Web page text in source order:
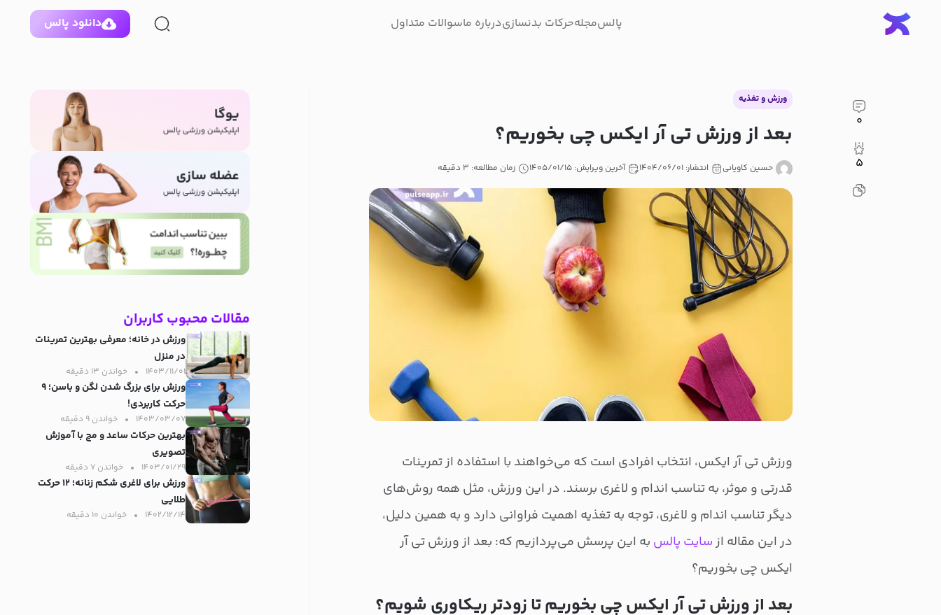
پالسمجلهحرکات بدنسازیدرباره ماسوالات متداول دانلود پالس
۰
۵
ورزش و تغذیه
بعد از ورزش تی آر ایکس چی بخوریم؟
حسین کاویانی انتشار: ۱۴۰۴/۰۶/۰۱ آخرین ویرایش: ۱۴۰۵/۰۱/۱۵ زمان مطالعه: ۳ دقیقه
ورزش تی آر ایکس، انتخاب افرادی است که می‌خواهند با استفاده از تمرینات
قدرتی و موثر، به تناسب اندام و لاغری برسند. در این ورزش، مثل همه روش‌های
دیگر تناسب اندام و لاغری، توجه به تغذیه اهمیت فراوانی دارد و به همین دلیل،
در این مقاله ازسایت پالس به این پرسش می‌پردازیم که: بعد از ورزش تی آر
ایکس چی بخوریم؟
بعد از ورزش تی آر ایکس چی بخوریم تا زودتر ریکاوری شویم؟
مقالات محبوب کاربران
ورزش در خانه؛ معرفی بهترین تمرینات
در منزل
۱۴۰۳/۱۱/۰۱ خواندن ۱۳ دقیقه‌
ورزش برای بزرگ شدن لگن و باسن؛ ۹
حرکت کاربردی!
۱۴۰۳/۰۳/۰۷ خواندن ۹ دقیقه‌
بهترین حرکات ساعد و مچ با آموزش
تصویری
۱۴۰۳/۰۱/۲۹ خواندن ۷ دقیقه‌
ورزش برای لاغری شکم زنانه؛ ۱۲ حرکت
طلایی
۱۴۰۲/۱۲/۱۴ خواندن ۱۰ دقیقه‌